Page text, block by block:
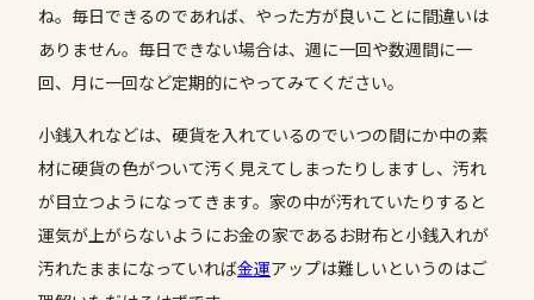
ね。毎日できるのであれば、やった方が良いことに間違いは
ありません。毎日できない場合は、週に一回や数週間に一
回、月に一回など定期的にやってみてください。
小銭入れなどは、硬貨を入れているのでいつの間にか中の素
材に硬貨の色がついて汚く見えてしまったりしますし、汚れ
が目立つようになってきます。家の中が汚れていたりすると
運気が上がらないようにお金の家であるお財布と小銭入れが
汚れたままになっていれば金運アップは難しいというのはご